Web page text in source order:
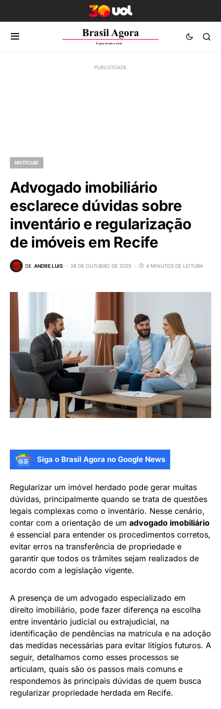
NOTÍCIAS
Advogado imobiliário
esclarece dúvidas sobre
inventário e regularização
de imóveis em Recife
DE ANDRE LUIS 28 DE OUTUBRO DE 2025 4 MINUTOS DE LEITURA
Siga o Brasil Agora no Google News
Regularizar um imóvel herdado pode gerar muitas
dúvidas, principalmente quando se trata de questões
legais complexas como o inventário. Nesse cenário,
contar com a orientação de um advogado imobiliário
é essencial para entender os procedimentos corretos,
evitar erros na transferência de propriedade e
garantir que todos os trâmites sejam realizados de
acordo com a legislação vigente.
A presença de um advogado especializado em
direito imobiliário, pode fazer diferença na escolha
entre inventário judicial ou extrajudicial, na
identificação de pendências na matrícula e na adoção
das medidas necessárias para evitar litígios futuros. A
seguir, detalhamos como esses processos se
articulam, quais são os passos mais comuns e
respondemos às principais dúvidas de quem busca
regularizar propriedade herdada em Recife.